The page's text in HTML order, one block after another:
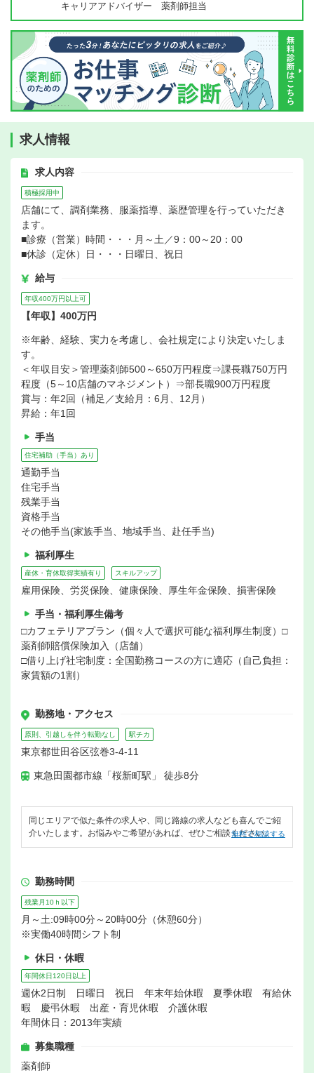
キャリアアドバイザー 薬剤師担当
求人情報
求人内容
積極採用中
店舗にて、調剤業務、服薬指導、薬歴管理を行っていただき
ます。
■診療（営業）時間・・・月～土／9：00～20：00
■休診（定休）日・・・日曜日、祝日
給与
年収400万円以上可
【年収】400万円
※年齢、経験、実力を考慮し、会社規定により決定いたしま
す。
＜年収目安＞管理薬剤師500～650万円程度⇒課長職750万円
程度（5～10店舗のマネジメント）⇒部長職900万円程度
賞与：年2回（補足／支給月：6月、12月）
昇給：年1回
手当
住宅補助（手当）あり
通勤手当
住宅手当
残業手当
資格手当
その他手当(家族手当、地域手当、赴任手当)
福利厚生
産休・育休取得実績有り スキルアップ
雇用保険、労災保険、健康保険、厚生年金保険、損害保険
手当・福利厚生備考
□カフェテリアプラン（個々人で選択可能な福利厚生制度）□
薬剤師賠償保険加入（店舗）
□借り上げ社宅制度：全国勤務コースの方に適応（自己負担：
家賃額の1割）
勤務地・アクセス
原則、引越しを伴う転勤なし 駅チカ
東京都世田谷区弦巻3-4-11
東急田園都市線「桜新町駅」 徒歩8分
同じエリアで似た条件の求人や、同じ路線の求人なども喜んでご紹
介いたします。お悩みやご希望があれば、ぜひご相談ください。
無料で相談する
勤務時間
残業月10ｈ以下
月～土:09時00分～20時00分（休憩60分）
※実働40時間シフト制
休日・休暇
年間休日120日以上
週休2日制 日曜日 祝日 年末年始休暇 夏季休暇 有給休
暇 慶弔休暇 出産・育児休暇 介護休暇
年間休日：2013年実績
募集職種
薬剤師